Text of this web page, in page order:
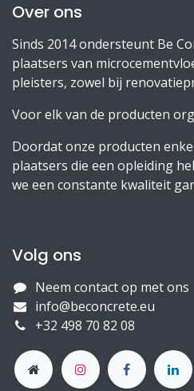
Over ons
Sinds 2014 ondersteunt Be
plaatsers van
pleisters, zowel bij
Voor elk van de producten
Doordat onze producten
plaatsers die een opleiding
we een constante kwaliteit
Volg ons
Neem contact op met ons
info@beconcrete.eu
+32 498 70 82 08